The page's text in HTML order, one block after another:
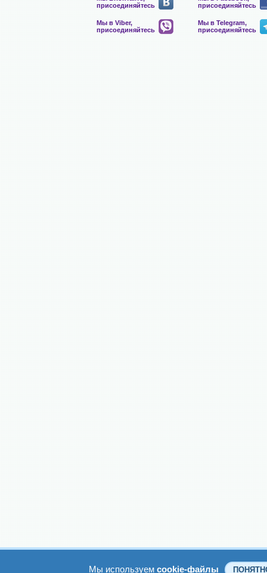
присоединяйтесь
присоединяйтесь
Мы в Viber,
присоединяйтесь
Мы в Telegram,
присоединяйтесь
Мы используем cookie-файлы